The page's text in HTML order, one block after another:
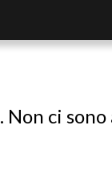
Non ci